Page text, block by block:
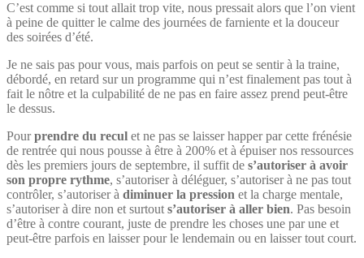
C’est comme si tout allait trop vite, nous pressait alors que l’on vient
à peine de quitter le calme des journées de farniente et la douceur
des soirées d’été.
Je ne sais pas pour vous, mais parfois on peut se sentir à la traine,
débordé, en retard sur un programme qui n’est finalement pas tout à
fait le nôtre et la culpabilité de ne pas en faire assez prend peut-être
le dessus.
Pourprendre du recul et ne pas se laisser happer par cette frénésie
de rentrée qui nous pousse à être à 200% et à épuiser nos ressources
dès les premiers jours de septembre, il suffit de s’autoriser à avoir
son propre rythme, s’autoriser à déléguer, s’autoriser à ne pas tout
contrôler, s’autoriser à diminuer la pression et la charge mentale,
s’autoriser à dire non et surtout s’autoriser à aller bien. Pas besoin
d’être à contre courant, juste de prendre les choses une par une et
peut-être parfois en laisser pour le lendemain ou en laisser tout court.